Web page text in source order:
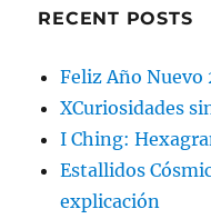
RECENT POSTS
Feliz Año Nuevo
XCuriosidades
I Ching:
Estallidos
explicación